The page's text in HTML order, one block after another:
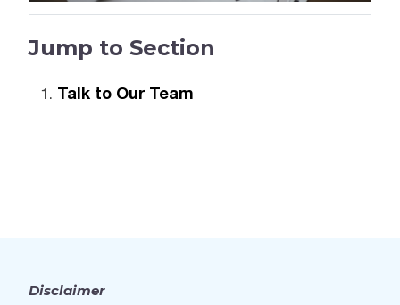
Jump to Section
Talk to Our Team
Disclaimer